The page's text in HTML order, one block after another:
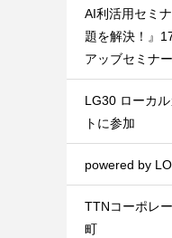
AI利活用セミ
題を解決！』
アッブセミナ
LG30 ローカ
トに参加
powered by
TTNコーポレ
町